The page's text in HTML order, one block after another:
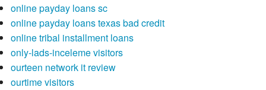
online payday loans sc
online payday loans texas bad credit
online tribal installment loans
only-lads-inceleme visitors
ourteen network it review
ourtime visitors